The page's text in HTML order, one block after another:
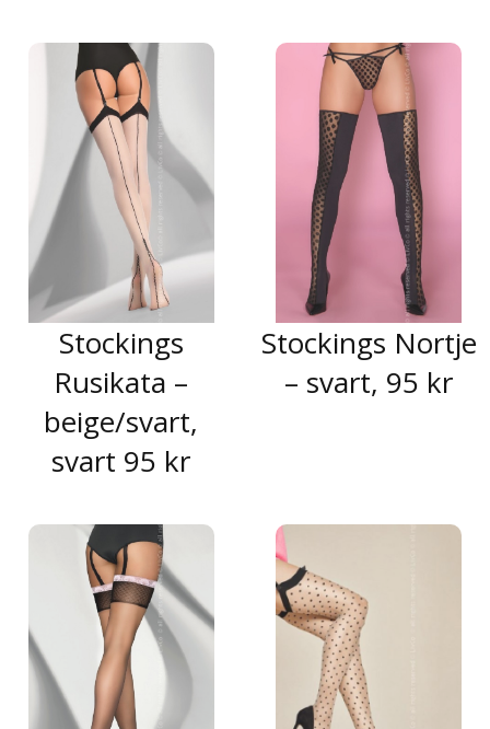
Stockings
Rusikata –
beige/svart,
svart 95 kr
Stockings Nortje
– svart, 95 kr